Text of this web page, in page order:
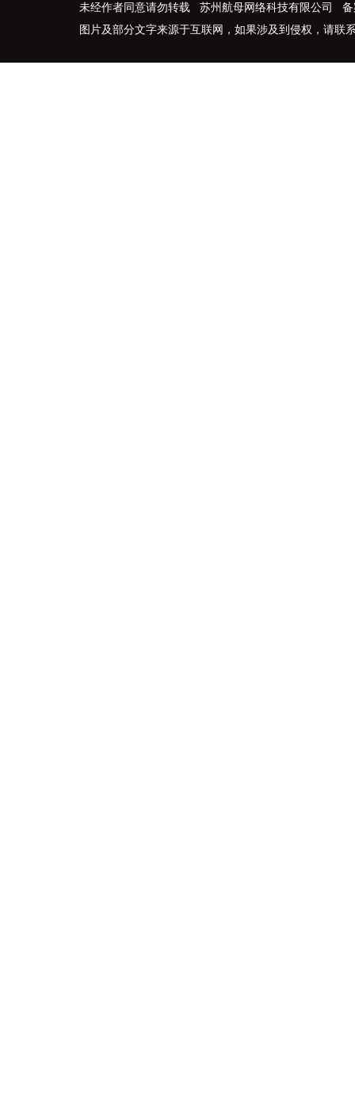
未经作者同意请勿转载 苏州航母网络科技有限公司 备
图片及部分文字来源于互联网，如果涉及到侵权，请联